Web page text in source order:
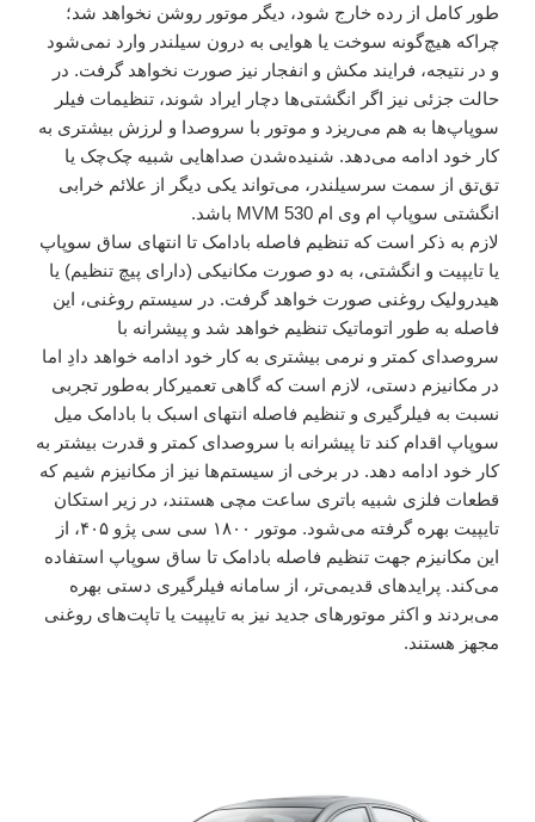
طور کامل از رده خارج شود، دیگر موتور روشن نخواهد شد؛
چراکه هیچ‌گونه سوخت یا هوایی به درون سیلندر وارد نمی‌شود
و در نتیجه، فرایند مکش و انفجار نیز صورت نخواهد گرفت. در
حالت جزئی نیز اگر انگشتی‌ها دچار ایراد شوند، تنظیمات فیلر
سوپاپ‌ها به هم می‌ریزد و موتور با سروصدا و لرزش بیشتری به
کار خود ادامه می‌دهد. شنیده‌شدن صداهایی شبیه چک‌چک یا
تق‌تق از سمت سرسیلندر، می‌تواند یکی دیگر از علائم خرابی
انگشتی سوپاپ ام وی ام 530 MVM باشد.
لازم به ذکر است که تنظیم فاصله بادامک تا انتهای ساق سوپاپ
یا تایپیت و انگشتی، به دو صورت مکانیکی (دارای پیچ تنظیم) یا
هیدرولیک روغنی صورت خواهد گرفت. در سیستم روغنی، این
فاصله به طور اتوماتیک تنظیم خواهد شد و پیشرانه با
سروصدای کمتر و نرمی بیشتری به کار خود ادامه خواهد دادِ اما
در مکانیزم دستی، لازم است که گاهی تعمیرکار به‌طور تجربی
نسبت به فیلرگیری و تنظیم فاصله انتهای اسبک با بادامک میل
سوپاپ اقدام کند تا پیشرانه با سروصدای کمتر و قدرت بیشتر به
کار خود ادامه دهد. در برخی از سیستم‌ها نیز از مکانیزم شیم که
قطعات فلزی شبیه باتری ساعت مچی هستند، در زیر استکان
تایپیت بهره گرفته می‌شود. موتور ۱۸۰۰ سی سی پژو ۴۰۵، از
این مکانیزم جهت تنظیم فاصله بادامک تا ساق سوپاپ استفاده
می‌کند. پرایدهای قدیمی‌تر، از سامانه فیلرگیری دستی بهره
می‌بردند و اکثر موتورهای جدید نیز به تایپیت یا تاپت‌های روغنی
مجهز هستند.